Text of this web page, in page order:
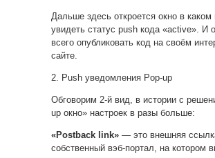
Дальше здесь откроется окно в
увидеть статус push кода «active». И
всего опубликовать код на своём
сайте.
2. Push уведомления Pop-up
Обговорим 2-й вид, в истории с
up окно» настроек в разы больше:
«Postback link» — это внешняя
собственный вэб-портал, на котором